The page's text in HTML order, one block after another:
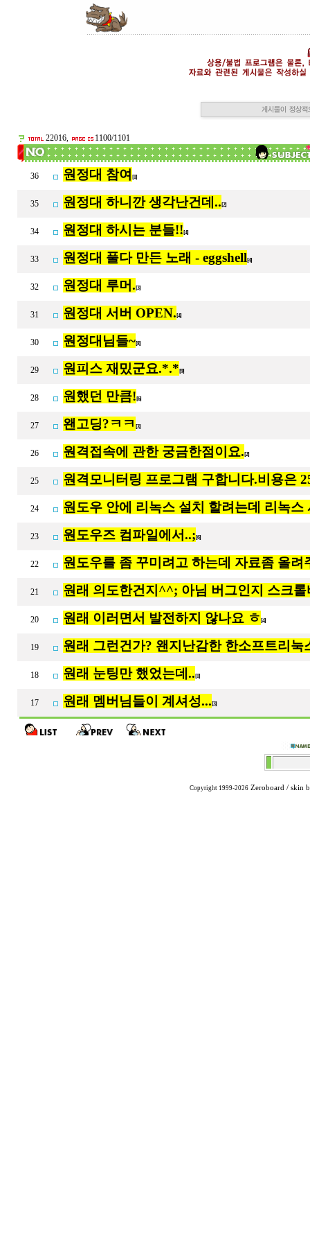
22016, 1100/1101
36 원정대 참여 [1]
35 원정대 하니깐 생각난건데.. [2]
34 원정대 하시는 분들!! [4]
33 원정대 풀다 만든 노래 - eggshell[4]
32 원정대 루머. [3]
31 원정대 서버 OPEN. [4]
30 원정대님들~[8]
29 원피스 재밌군요.*.* [9]
28 원했던 만큼! [6]
27 왠고딩?ㅋㅋ [3]
26 원격접속에 관한 궁금한점이요. [2]
25 원격모니터링 프로그램 구합니다.비용은
24 원도우 안에 리녹스 설치 할려는데 리녹스
23 원도우즈 컴파일에서..; [6]
22 원도우를 좀 꾸미려고 하는데 자료좀 올려
21 원래 의도한건지^^; 아님 버그인지 스크롤
20 원래 이러면서 발전하지 않나요 ㅎ [4]
19 원래 그런건가? 왠지난감한 한소프트리눅
18 원래 눈팅만 했었는데.. [1]
17 원래 멤버님들이 계셔성... [3]
Copyright 1999-2026 Zeroboard / skin